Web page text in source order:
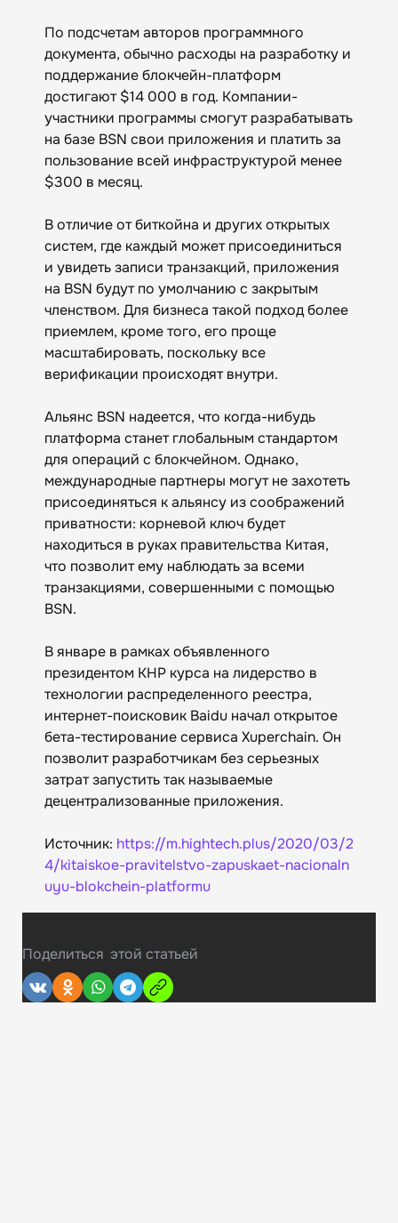
По подсчетам авторов программного
документа, обычно расходы на разработку и
поддержание блокчейн-платформ
достигают $14 000 в год. Компании-
участники программы смогут разрабатывать
на базе BSN свои приложения и платить за
пользование всей инфраструктурой менее
$300 в месяц.
В отличие от биткойна и других открытых
систем, где каждый может присоединиться
и увидеть записи транзакций, приложения
на BSN будут по умолчанию с закрытым
членством. Для бизнеса такой подход более
приемлем, кроме того, его проще
масштабировать, поскольку все
верификации происходят внутри.
Альянс BSN надеется, что когда-нибудь
платформа станет глобальным стандартом
для операций с блокчейном. Однако,
международные партнеры могут не захотеть
присоединяться к альянсу из соображений
приватности: корневой ключ будет
находиться в руках правительства Китая,
что позволит ему наблюдать за всеми
транзакциями, совершенными с помощью
BSN.
В январе в рамках объявленного
президентом КНР курса на лидерство в
технологии распределенного реестра,
интернет-поисковик Baidu начал открытое
бета-тестирование сервиса Xuperchain. Он
позволит разработчикам без серьезных
затрат запустить так называемые
децентрализованные приложения.
Источник: https://m.hightech.plus/2020/03/2
4/kitaiskoe-pravitelstvo-zapuskaet-nacionaln
uyu-blokchein-platformu
Поделиться этой статьей